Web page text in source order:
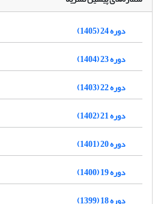
دوره 24 (1405)
دوره 23 (1404)
دوره 22 (1403)
دوره 21 (1402)
دوره 20 (1401)
دوره 19 (1400)
دوره 18 (1399)